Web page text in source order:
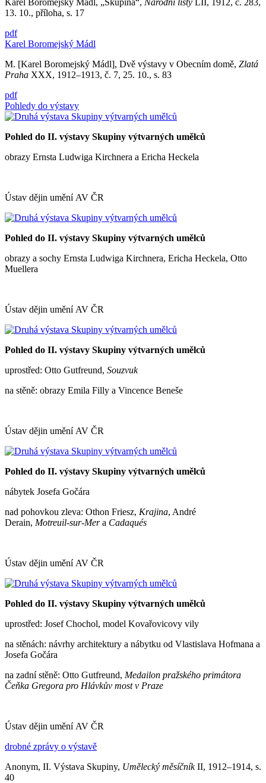
13. 10., příloha, s. 17
pdf
Karel Boromejský Mádl
M. [Karel Boromejský Mádl], Dvě výstavy v Obecním domě, Zlatá
Praha XXX, 1912–1913, č. 7, 25. 10., s. 83
pdf
Pohledy do výstavy
Pohled do II. výstavy Skupiny výtvarných umělců
obrazy Ernsta Ludwiga Kirchnera a Ericha Heckela
Ústav dějin umění AV ČR
Pohled do II. výstavy Skupiny výtvarných umělců
obrazy a sochy Ernsta Ludwiga Kirchnera, Ericha Heckela, Otto
Muellera
Ústav dějin umění AV ČR
Pohled do II. výstavy Skupiny výtvarných umělců
uprostřed: Otto Gutfreund, Souzvuk
na stěně: obrazy Emila Filly a Vincence Beneše
Ústav dějin umění AV ČR
Pohled do II. výstavy Skupiny výtvarných umělců
nábytek Josefa Gočára
nad pohovkou zleva: Othon Friesz, Krajina, André
Derain, Motreuil-sur-Mera Cadaqués
Ústav dějin umění AV ČR
Pohled do II. výstavy Skupiny výtvarných umělců
uprostřed: Josef Chochol, model Kovařovicovy vily
na stěnách: návrhy architektury a nábytku od Vlastislava Hofmana a
Josefa Gočára
na zadní stěně: Otto Gutfreund, Medailon pražského primátora
Čeňka Gregora pro Hlávkův most v Praze
Ústav dějin umění AV ČR
drobné zprávy o výstavě
Anonym, II. Výstava Skupiny, Umělecký měsíčníkII, 1912–1914, s.
40